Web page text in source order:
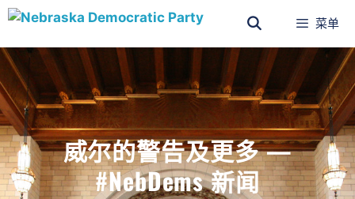
菜单
威尔的警告及更多 —
#NebDems 新闻